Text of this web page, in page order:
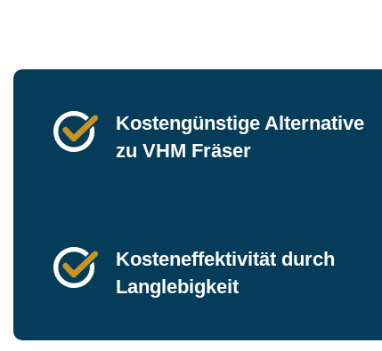
Kostengünstige Alternative
zu VHM Fräser
Kosteneffektivität durch
Langlebigkeit